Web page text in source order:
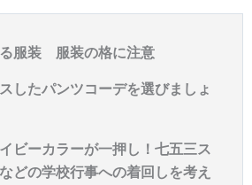
服装 服装の格に注意
したパンツコーデを選びましょ
ビーカラーが一押し！七五三ス
どの学校行事への着回しを考え